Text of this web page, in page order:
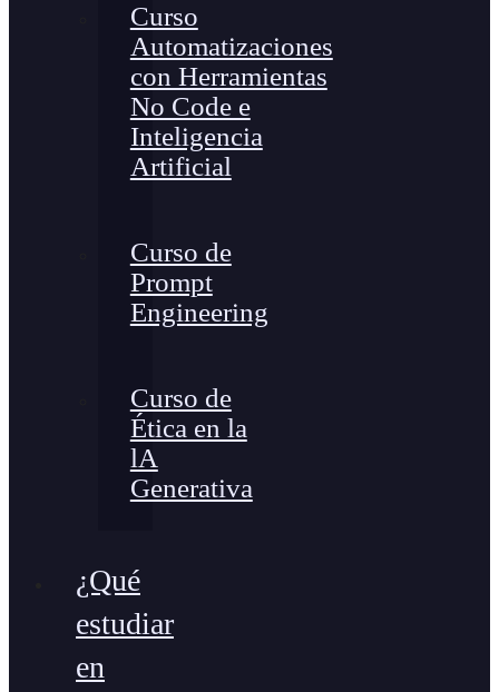
Curso
Automatizaciones
con Herramientas
No Code e
Inteligencia
Artificial
Curso de
Prompt
Engineering
Curso de
Ética en la
lA
Generativa
¿Qué
estudiar
en